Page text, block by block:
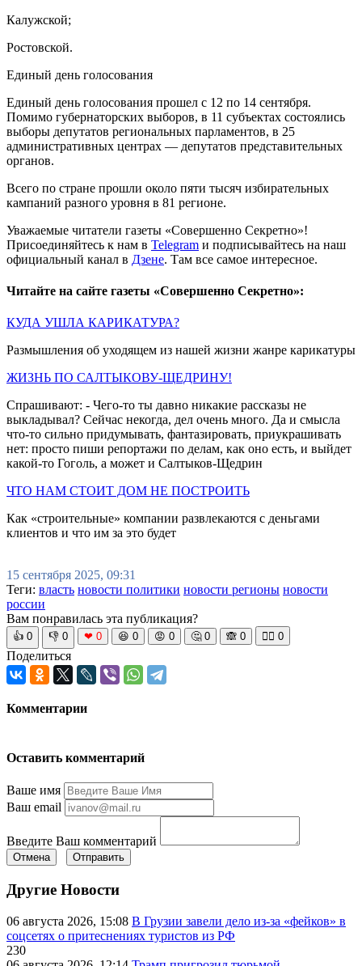
Калужской;
Ростовской.
Единый день голосования
Единый день голосования прошел с 12 по 14 сентября.
Помимо губернаторских выборов, в 11 субъектах состоялись
выборы депутатов региональных парламентов, в 25
административных центрах — депутатов представительных
органов.
Всего по стране прошли около пяти тысяч избирательных
кампаний разного уровня в 81 регионе.
Уважаемые читатели газеты «Совершенно Секретно»!
Присоединяйтесь к нам в Telegram и подписывайтесь на наш
официальный канал в Дзене. Там все самое интересное.
Читайте на сайте газеты «Совершенно Секретно»:
КУДА УШЛА КАРИКАТУРА?
Размышления об уходящем из нашей жизни жанре карикатуры
ЖИЗНЬ ПО САЛТЫКОВУ-ЩЕДРИНУ!
Спрашивают: - Чего-то ты давно никакие рассказы не
выкладывал? Сейчас некогда, дел очень много. Да и смысла
что-то сильно придумывать, фантазировать, приукрашивать
нет: просто пиши репортажи по делам, как оно есть, и выйдет
какой-то Гоголь, а может и Салтыков-Щедрин
ЧТО НАМ СТОИТ ДОМ НЕ ПОСТРОИТЬ
Как «строительные» компании развлекаются с деньгами
клиентов и что им за это будет
15 сентября 2025, 09:31
Теги: власть новости политики новости регионы новости
россии
Вам понравилась эта публикация?
👍 0 👎 0 ❤ 0 😆 0 😡 0 🤔 0 🙈 0 🧘‍♀️ 0
Поделиться
Комментарии
Оставить комментарий
Ваше имя
Ваш email
Введите Ваш комментарий
Отмена Отправить
Другие Новости
06 августа 2026, 15:08 В Грузии завели дело из-за «фейков» в
соцсетях о притеснениях туристов из РФ
230